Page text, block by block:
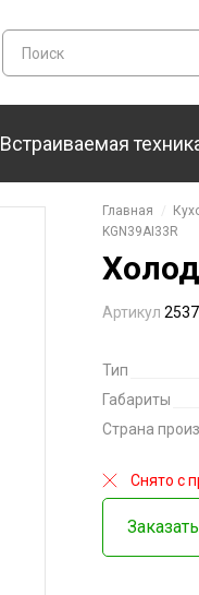
Встраиваемая
Главная
KGN39AI33R
Артикул 2537
Тип
Габариты
Страна
Снято с